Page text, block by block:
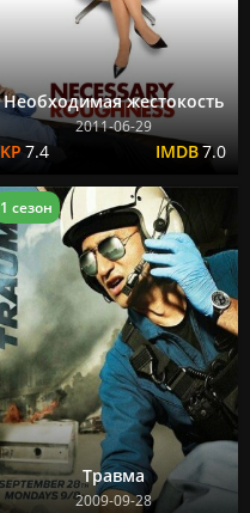
Необходимая жестокость
2011-06-29
7.4 7.0
Травма
2009-09-28
1 сезон